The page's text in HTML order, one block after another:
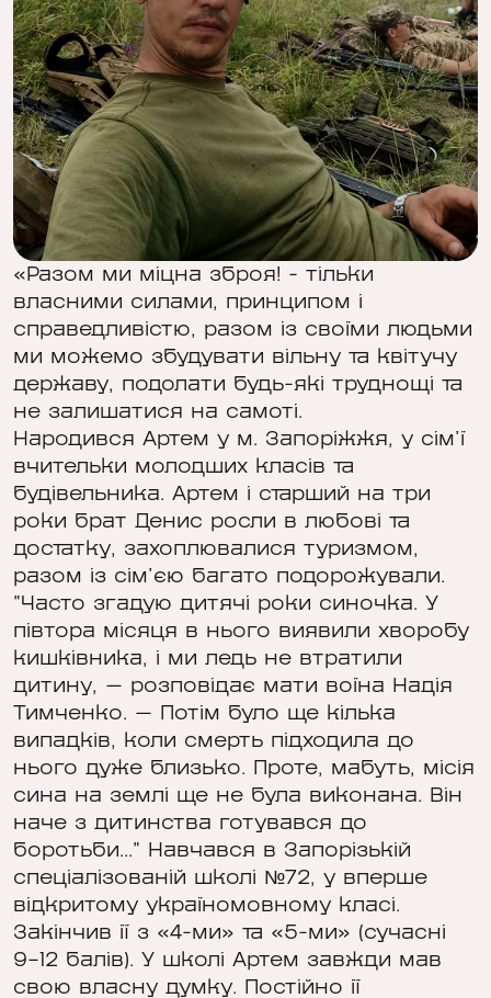
«Разом ми міцна зброя! - тільки
власними силами, принципом і
справедливістю, разом із своїми людьми
ми можемо збудувати вільну та квітучу
державу, подолати будь-які труднощі та
не залишатися на самоті.
Народився Артем у м. Запоріжжя, у сім’ї
вчительки молодших класів та
будівельника. Артем і старший на три
роки брат Денис росли в любові та
достатку, захоплювалися туризмом,
разом із сім’єю багато подорожували.
"Часто згадую дитячі роки синочка. У
півтора місяця в нього виявили хворобу
кишківника, і ми ледь не втратили
дитину, — розповідає мати воїна Надія
Тимченко. — Потім було ще кілька
випадків, коли смерть підходила до
нього дуже близько. Проте, мабуть, місія
сина на землі ще не була виконана. Він
наче з дитинства готувався до
боротьби..." Навчався в Запорізькій
спеціалізованій школі №72, у вперше
відкритому україномовному класі.
Закінчив її з «4-ми» та «5-ми» (сучасні
9–12 балів). У школі Артем завжди мав
свою власну думку. Постійно її